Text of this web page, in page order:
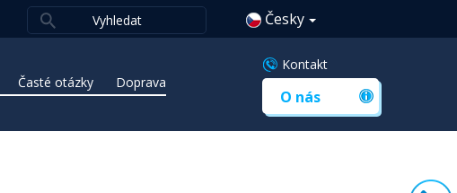
Česky
Časté otázky Doprava
Kontakt
O nás